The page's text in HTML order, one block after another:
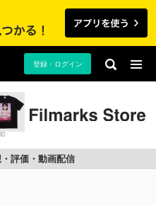
登録・ログイン
評価・動画配信